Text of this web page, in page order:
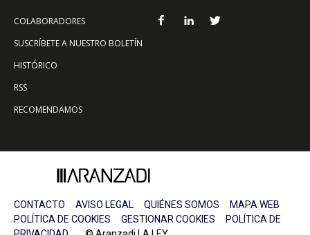
COLABORADORES
SUSCRÍBETE A NUESTRO BOLETÍN
HISTÓRICO
RSS
RECOMENDAMOS
CONTACTO AVISO LEGAL QUIÉNES SOMOS
MAPA WEB
POLÍTICA DE COOKIES
GESTIONAR COOKIES
POLÍTICA DE